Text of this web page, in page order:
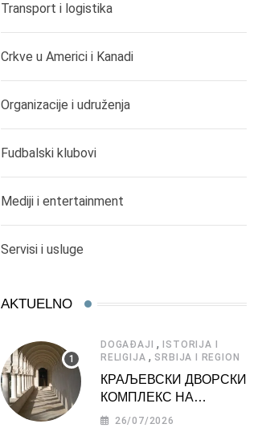
Transport i logistika
Crkve u Americi i Kanadi
Organizacije i udruženja
Fudbalski klubovi
Mediji i entertainment
Servisi i usluge
AKTUELNO
DOGAĐAJI , ISTORIJA I
RELIGIJA , SRBIJA I REGION
КРАЉЕВСКИ ДВОРСКИ
КОМПЛЕКС НА
ДЕДИЊУ –
26/07/2026